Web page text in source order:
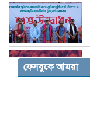
ফেসবুকে আমরা